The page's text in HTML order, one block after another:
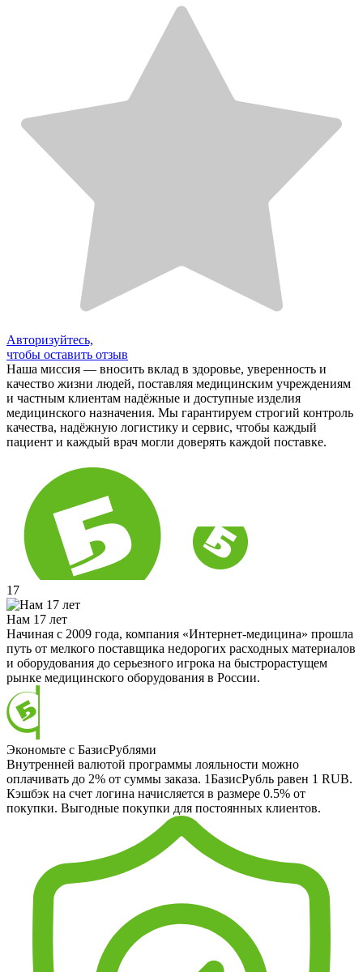
Авторизуйтесь,
чтобы оставить отзыв
Наша миссия — вносить вклад в здоровье, уверенность и
качество жизни людей, поставляя медицинским учреждениям
и частным клиентам надёжные и доступные изделия
медицинского назначения. Мы гарантируем строгий контроль
качества, надёжную логистику и сервис, чтобы каждый
пациент и каждый врач могли доверять каждой поставке.
17
Нам 17 лет
Начиная с 2009 года, компания «Интернет-медицина» прошла
путь от мелкого поставщика недорогих расходных материалов
и оборудования до серьезного игрока на быстрорастущем
рынке медицинского оборудования в России.
Экономьте с БазисРублями
Внутренней валютой программы лояльности можно
оплачивать до 2% от суммы заказа. 1БазисРубль равен 1 RUB.
Кэшбэк на счет логина начисляется в размере 0.5% от
покупки. Выгодные покупки для постоянных клиентов.